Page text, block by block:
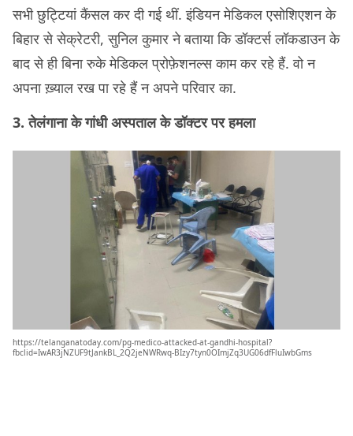
सभी छुट्टियां कैंसल कर दी गई थीं. इंडियन मेडिकल एसोशिएशन के
बिहार से सेक्रेटरी, सुनिल कुमार ने बताया कि डॉक्टर्स लॉकडाउन के
बाद से ही बिना रुके मेडिकल प्रोफ़ेशनल्स काम कर रहे हैं. वो न
अपना ख़्याल रख पा रहे हैं न अपने परिवार का.
3. तेलंगाना के गांधी अस्पताल के डॉक्टर पर हमला
https://telanganatoday.com/pg-medico-attacked-at-gandhi-hospital?
fbclid=IwAR3jNZUF9tJankBL_2Q2jeNWRwq-BIzy7tyn0OImjZq3UG06dfFluIwbGms